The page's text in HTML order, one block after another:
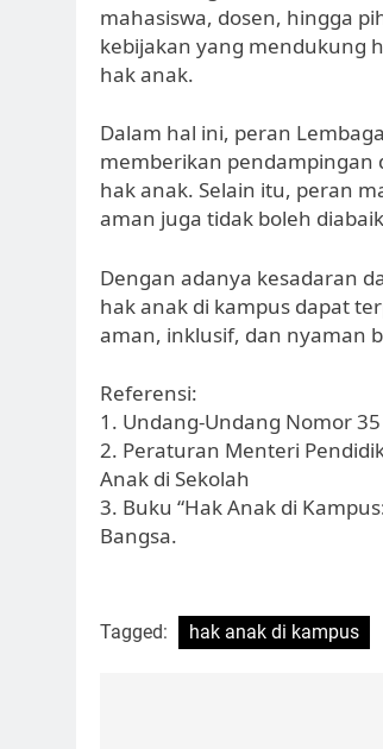
mahasiswa, dosen, hingga
kebijakan yang mendukung
hak anak.
Dalam hal ini, peran
memberikan pendampingan
hak anak. Selain itu, peran
aman juga tidak boleh
Dengan adanya kesadaran
hak anak di kampus dapat
aman, inklusif, dan nyaman
Referensi:
1. Undang-Undang Nomor
2. Peraturan Menteri
Anak di Sekolah
3. Buku “Hak Anak di
Bangsa.
Tagged: hak anak di kampus